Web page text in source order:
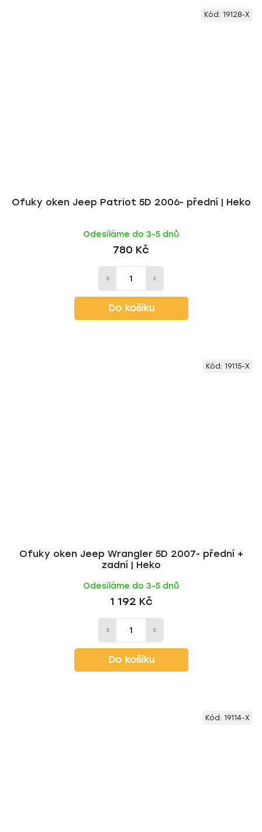
Ofuky oken Jeep Patriot 5D 2006- přední | Heko
Odesíláme do 3-5 dnů
780 Kč
Do košíku
Kód: 19128-X
Ofuky oken Jeep Wrangler 5D 2007- přední +
zadní | Heko
Odesíláme do 3-5 dnů
1 192 Kč
Do košíku
Kód: 19115-X
Kód: 19114-X